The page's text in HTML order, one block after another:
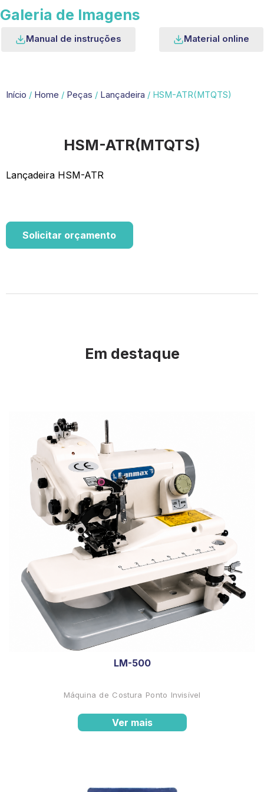
Galeria de Imagens
Manual de instruções Material online
Início / Home / Peças / Lançadeira / HSM-ATR(MTQTS)
HSM-ATR(MTQTS)
Lançadeira HSM-ATR
Solicitar orçamento
Em destaque
LM-500
Máquina de Costura Ponto Invisível
Ver mais